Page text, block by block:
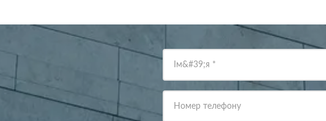
Ім&#39;я *
Номер телефону